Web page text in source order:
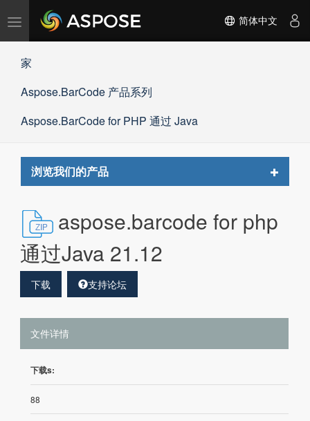
切
航
简体中文
家
Aspose.BarCode 产品系列
Aspose.BarCode for PHP 通过 Java
浏览我们的产品
Toggle
aspose.barcode for php
通过Java 21.12
下载 支持论坛
文件详情
下载s:
88